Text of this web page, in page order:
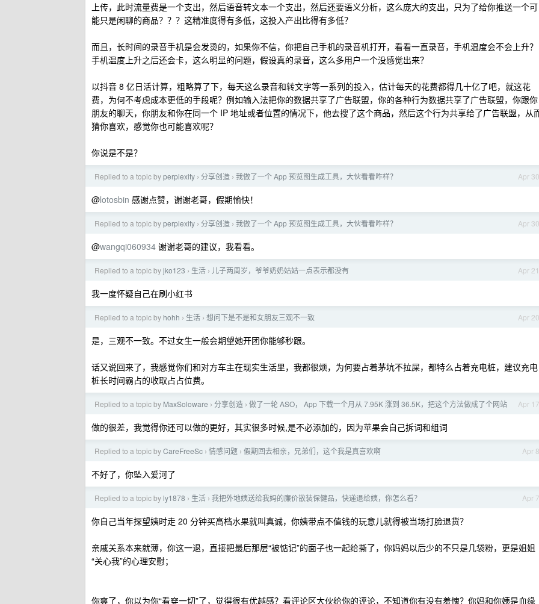
上传，此时流量费是一个支出，然后语音转文本一个支出，然后还要语义分析，这么庞大的支出，只为了给你推送一个可
能只是闲聊的商品？？？这精准度得有多低，这投入产出比得有多低？
而且，长时间的录音手机是会发烫的，如果你不信，你把自己手机的录音机打开，看看一直录音，手机温度会不会上升？
手机温度上升之后还会卡，这么明显的问题，假设真的录音，这么多用户一个没感觉出来？
以抖音 8 亿日活计算，粗略算了下，每天这么录音和转文字等一系列的投入，估计每天的花费都得几十亿了吧，就这花
费，为何不考虑成本更低的手段呢？例如输入法把你的数据共享了广告联盟，你的各种行为数据共享了广告联盟，你跟你
朋友的聊天，你朋友和你在同一个 IP 地址或者位置的情况下，他去搜了这个商品，然后这个行为共享给了广告联盟，从
猜你喜欢，感觉你也可能喜欢呢？
你说是不是？
Apr 30
Replied to a topic byperplexity › 分享创造 › 我做了一个 App 预览图生成工具，大伙看看咋样？
@lotosbin 感谢点赞，谢谢老哥，假期愉快！
Apr 30
Replied to a topic byperplexity › 分享创造 › 我做了一个 App 预览图生成工具，大伙看看咋样？
@wangqi060934 谢谢老哥的建议，我看看。
Apr 21
Replied to a topic byjko123 › 生活 › 儿子两周岁，爷爷奶奶姑姑一点表示都没有
我一度怀疑自己在刷小红书
Apr 20
Replied to a topic by hohh › 生活 › 想问下是不是和女朋友三观不一致
是，三观不一致。不过女生一般会期望她开团你能够秒跟。
话又说回来了，我感觉你们和对方车主在现实生活里，我都很烦，为何要占着茅坑不拉屎，都特么占着充电桩，建议充电
桩长时间霸占的收取占占位费。
Apr 17
Replied to a topic by MaxSoloware › 分享创造 › 做了一轮 ASO， App 下载一个月从 7.95K 涨到 36.5K，把这个方法做成了个网站
做的很差，我觉得你还可以做的更好，其实很多时候,是不必添加的，因为苹果会自己拆词和组词
Apr 8
Replied to a topic byCareFreeSc › 情感问题 › 假期回去相亲，兄弟们，这个我是真喜欢啊
不好了，你坠入爱河了
Apr 7
Replied to a topic by ly1878 › 生活 › 我把外地姨送给我妈的廉价散装保健品，快递退给姨，你怎么看？
你自己当年探望姨时走 20 分钟买高档水果就叫真诚，你姨带点不值钱的玩意儿就得被当场打脸退货？
亲戚关系本来就薄，你这一退，直接把最后那层“被惦记”的面子也一起给撕了，你妈妈以后少的不只是几袋粉，更是姐姐
“关心我”的心理安慰；
你爽了，你以为你“看穿一切”了，觉得很有优越感？看评论区大伙给你的评论，不知道你有没有羞愧？你妈和你姨是血缘